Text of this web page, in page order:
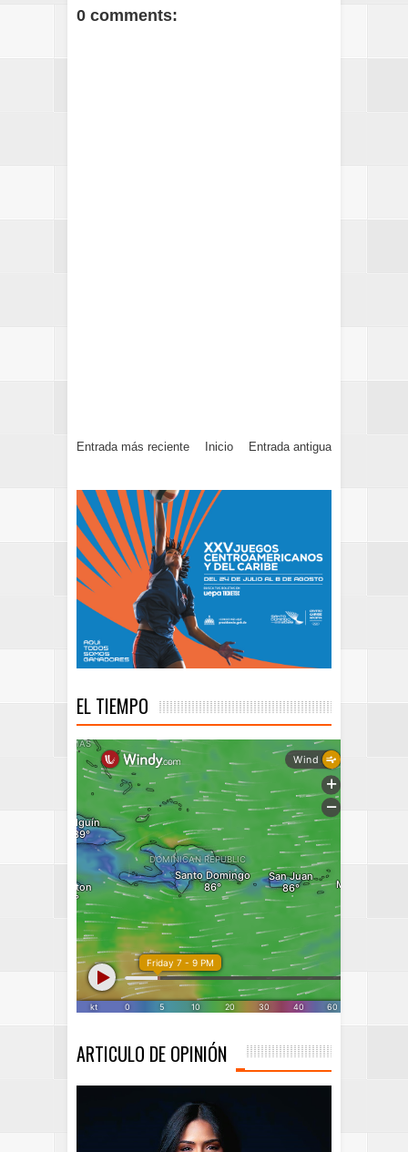
0 comments:
Entrada más reciente Entrada antigua
Inicio
EL TIEMPO
ARTICULO DE OPINIÓN